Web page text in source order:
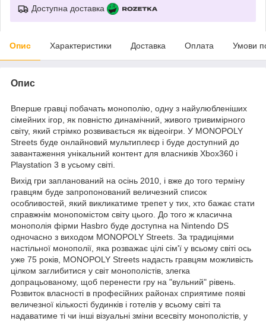
Доступна доставка
Опис Характеристики Доставка Оплата Умови
Опис
Вперше гравці побачать монополію, одну з найулюбленіших
сімейних ігор, як повністю динамічний, живого тривимірного
світу, який стрімко розвивається як відеоігри. У MONOPOLY
Streets буде онлайновий мультиплеєр і буде доступний до
завантаження унікальний контент для власників Xbox360 і
Playstation 3 в усьому світі.
Вихід гри запланований на осінь 2010, і вже до того терміну
гравцям буде запропонований величезний список
особливостей, який викликатиме трепет у тих, хто бажає стати
справжнім монопомістом світу цього. До того ж класична
монополія фірми Hasbro буде доступна на Nintendo DS
одночасно з виходом MONOPOLY Streets. За традиціями
настільної монополії, яка розважає цілі сім'ї у всьому світі ось
уже 75 років, MONOPOLY Streets надасть гравцям можливість
цілком заглибитися у світ монополістів, злегка
допрацьованому, щоб перенести гру на "вульний" рівень.
Розвиток власності в професійних районах сприятиме появі
величезної кількості будинків і готелів у всьому світі та
надаватиме ті чи інші візуальні зміни всесвіту монополістів, у